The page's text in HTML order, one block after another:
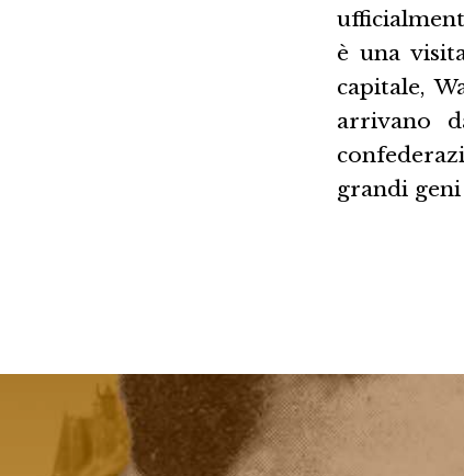
è una
capitale,
arrivano
grandi geni